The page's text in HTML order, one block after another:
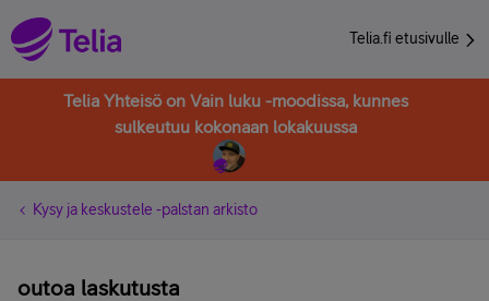
Telia.fi etusivulle
Telia Yhteisö on Vain luku -moodissa, kunnes
sulkeutuu kokonaan lokakuussa
Kysy ja keskustele -palstan arkisto
outoa laskutusta